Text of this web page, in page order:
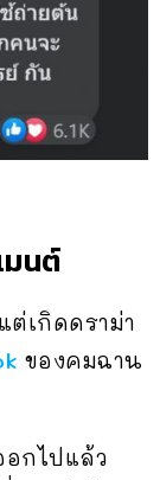
นต์
เกิดดราม่า
ของคมฉาน
กไปแล้ว